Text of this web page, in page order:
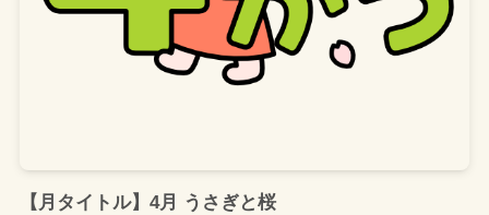
【月タイトル】4月 うさぎと桜